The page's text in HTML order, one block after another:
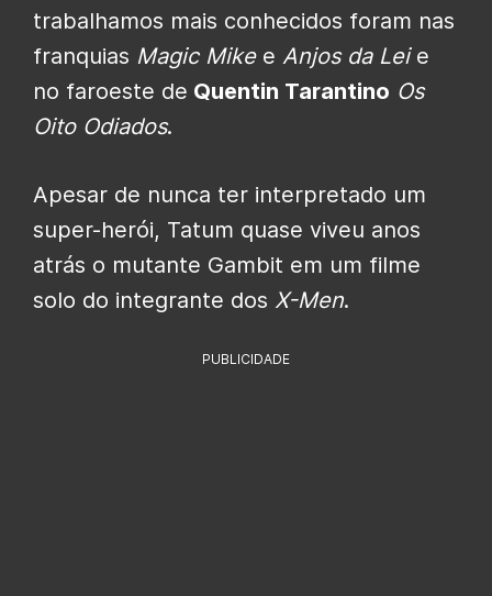
trabalhamos mais conhecidos foram nas
franquias Magic Mikee Anjos da Lei e
no faroeste de Quentin Tarantino Os
Oito Odiados.
Apesar de nunca ter interpretado um
super-herói, Tatum quase viveu anos
atrás o mutante Gambit em um filme
solo do integrante dos X-Men.
PUBLICIDADE